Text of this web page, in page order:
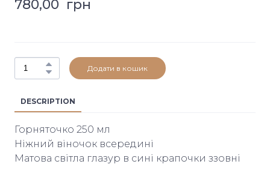
780,00  грн
Додати в кошик
DESCRIPTION
Горняточко 250 мл
Ніжний віночок всередині
Матова світла глазур в сині крапочки ззовні